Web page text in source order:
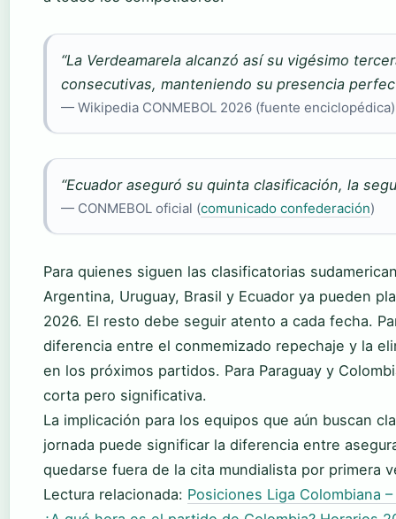
“La Verdeamarela alcanzó así su vigésimo
consecutivas, manteniendo su presencia
— Wikipedia CONMEBOL 2026 (fuente enciclopédica)
“Ecuador aseguró su quinta clasificación, la
— CONMEBOL oficial (comunicado confederación)
Para quienes siguen las clasificatorias
Argentina, Uruguay, Brasil y Ecuador ya pueden
2026. El resto debe seguir atento a cada fecha.
diferencia entre el conmemizado repechaje y la
en los próximos partidos. Para Paraguay y
corta pero significativa.
La implicación para los equipos que aún buscan
jornada puede significar la diferencia entre
quedarse fuera de la cita mundialista por primera
Lectura relacionada: Posiciones Liga Colombiana